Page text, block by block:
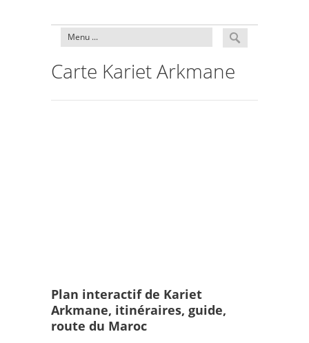
Carte Kariet Arkmane
Plan interactif de Kariet
Arkmane, itinéraires, guide,
route du Maroc